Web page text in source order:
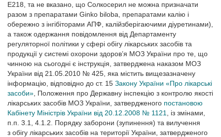
Е218, та не вказано, що Солкосерил не можна призначати
разом з препаратами Ginko biloba, препаратами калію і
обережно з інгібіторами АПФ, калійзберігаючими діуретинами),
а також одержання повідомлення від Департаменту
регуляторної політики у сфері обігу лікарських засобів та
продукції у системі охорони здоров’я МОЗ України про те, що
чинною на сьогодні є інструкція, затверджена наказом МОЗ
України від 21.05.2010 № 425, яка містить вищезазначену
інформацію, відповідно до ст. 15 Закону України «Про лікарські
засоби» , Положення про Державну інспекцію з контролю якості
лікарських засобів МОЗ України, затвердженого постановою
Кабінету Міністрів України від 20.12.2008 № 1121
, із змінами,
п.п. 3.1, 4.1.2. Порядку заборони (зупинення) та вилучення
з обігу лікарських засобів на території України, затвердженого